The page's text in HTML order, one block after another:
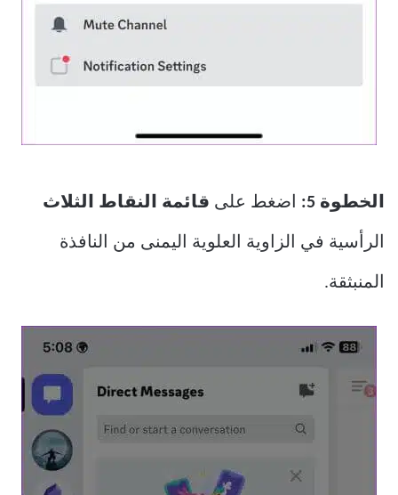
الخطوة 5: اضغط على قائمة النقاط الثلاث
الرأسية في الزاوية العلوية اليمنى من النافذة
المنبثقة.